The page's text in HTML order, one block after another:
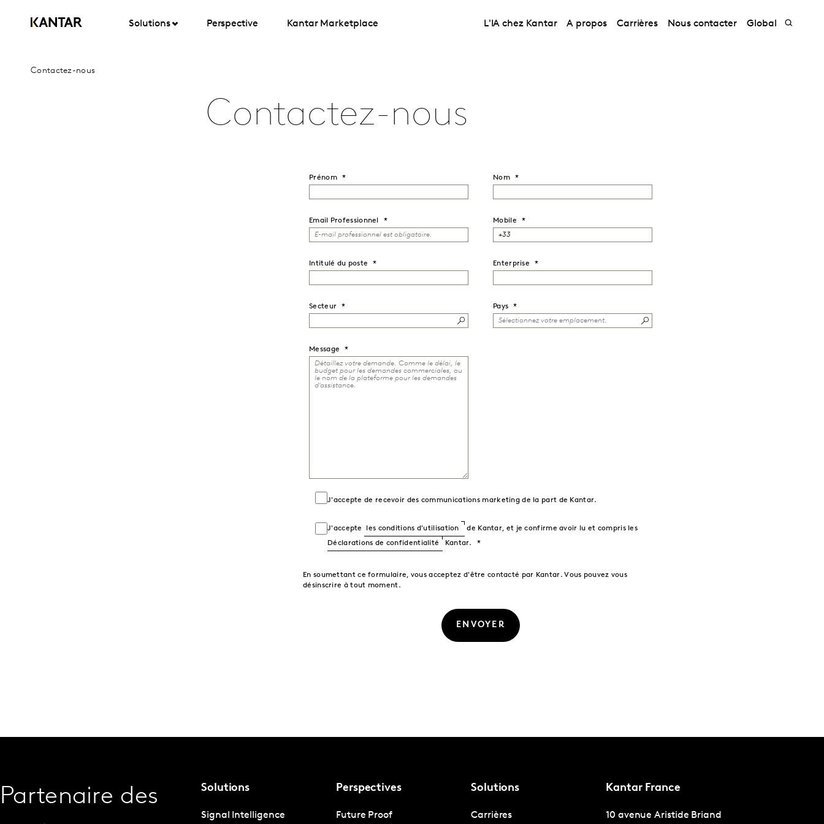
Solutions Perspective Kantar Marketplace L'IA chez Kantar A propos Carrières Nous contacter Global
Contactez-nous
Contactez-nous
Prénom Nom
Email Professionnel Mobile
Intitulé du poste Enterprise
Secteur Pays
Message
J'accepte de recevoir des communications marketing de la part de Kantar.
J'accepte les conditions d'utilisation
de Kantar, et je confirme avoir lu et compris les
Déclarations de confidentialité
Kantar.
En soumettant ce formulaire, vous acceptez d'être contacté par Kantar. Vous pouvez vous
désinscrire à tout moment.
ENVOYER
Partenaire des
Solutions
Signal Intelligence
Perspectives
Future Proof
Solutions
Carrières
Kantar France
10 avenue Aristide Briand